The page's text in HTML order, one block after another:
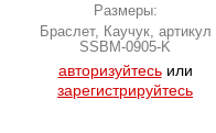
Размеры:
Браслет, Каучук, артикул
SSBM-0905-K
авторизуйтесьили
зарегистрируйтесь